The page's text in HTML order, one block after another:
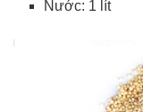
Nước: 1 lít